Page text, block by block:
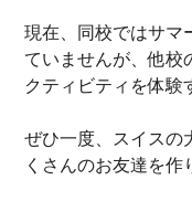
現在、同校ではサマ
ていませんが、他校
クティビティを体験
ぜひ一度、スイスの
くさんのお友達を作